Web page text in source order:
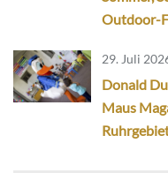
Outdoor-
29. Juli
Donald
Maus